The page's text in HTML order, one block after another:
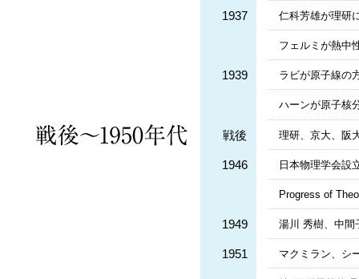
1937 仁科芳雄が理研
フェルミが熱中
1939 ラビが原子線の
ハーンが原子核
戦後 理研、京大、阪
1946 日本物理学会設
Progress of
1949 湯川 秀樹、中間
1951 マクミラン、シ